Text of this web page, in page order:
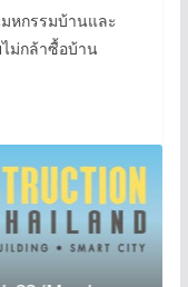
หกรรมบ้านและ
ม่กล้าซื้อบ้าน